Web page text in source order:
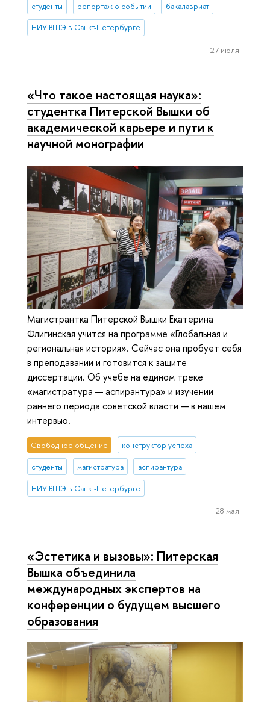
студенты репортаж о событии бакалавриат
НИУ ВШЭ в Санкт-Петербурге
27 июля
«Что такое настоящая наука»:
студентка Питерской Вышки об
академической карьере и пути к
научной монографии
Магистрантка Питерской Вышки Екатерина
Флигинская учится на программе «Глобальная и
региональная история». Сейчас она пробует себя
в преподавании и готовится к защите
диссертации. Об учебе на едином треке
«магистратура — аспирантура» и изучении
раннего периода советской власти — в нашем
интервью.
Свободное общение конструктор успеха
студенты магистратура аспирантура
НИУ ВШЭ в Санкт-Петербурге
28 мая
«Эстетика и вызовы»: Питерская
Вышка объединила
международных экспертов на
конференции о будущем высшего
образования